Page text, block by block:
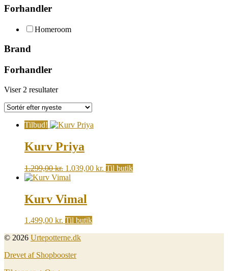
Forhandler
Homeroom
Brand
Forhandler
Viser 2 resultaterSorted
latest
Tilbud!
Kurv Priya
1.299,00kr. Original
price
1.299,00 kr..
1.039,00 kr. Current
Til butik
Kurv Vimal
1.499,00 kr. Til butik
© 2026 Urtepotterne.dk
Drevet af Shopbooster